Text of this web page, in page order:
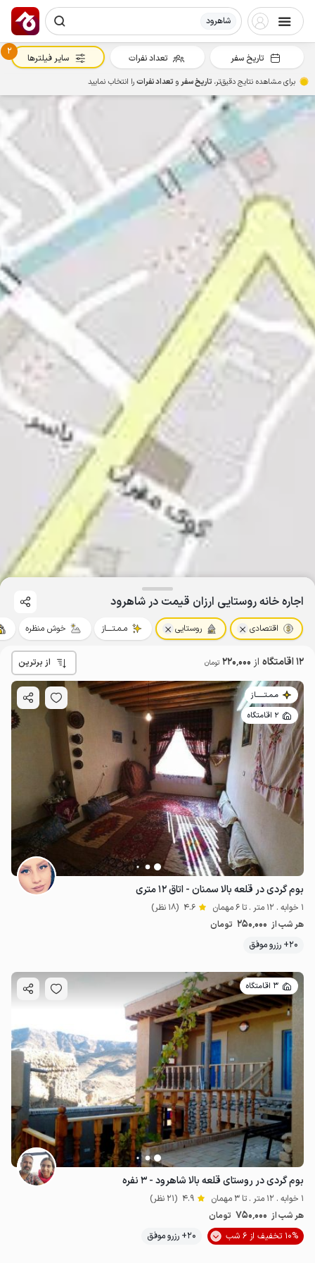
شاهرود
اجاره خانه روستایی ارزان قیمت در شاهرود
اقتصادی روستایی مـمـتــــاز خوش منظره
12 اقامتگاه از 220٬000 تومان از برترین
مـمـتــــــاز
2 اقامتگاه
بوم گردی در قلعه بالا سمنان - اتاق ۱۲ متری
1 خوابه . 12 متر . تا 6 مهمان 4.6 (18 نظر)
هر شب از 250٬000 تومان
20+ رزرو موفق
3 اقامتگاه
بوم گردی در روستای قلعه بالا شاهرود - ۳ نفره
1 خوابه . 12 متر . تا 3 مهمان 4.9 (21 نظر)
هر شب از 750٬000 تومان
10% تخفیف از 6 شب
20+ رزرو موفق
تاریخ سفر تعداد نفرات
2
سایر فیلترها
برای مشاهده نتایج دقیق‌تر، تاریخ سفرو تعداد نفراترا انتخاب نمایید